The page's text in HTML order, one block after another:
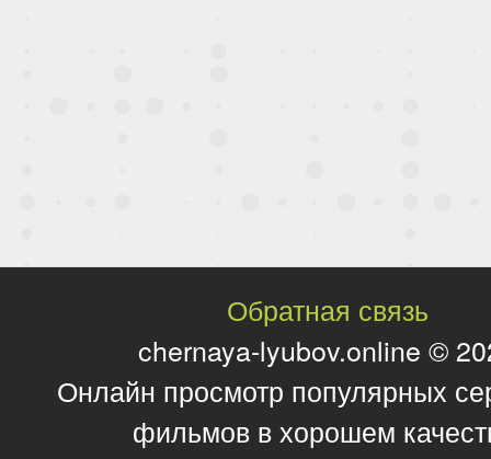
Обратная связь
chernaya-lyubov.online ©
Онлайн просмотр популярных
фильмов в хорошем